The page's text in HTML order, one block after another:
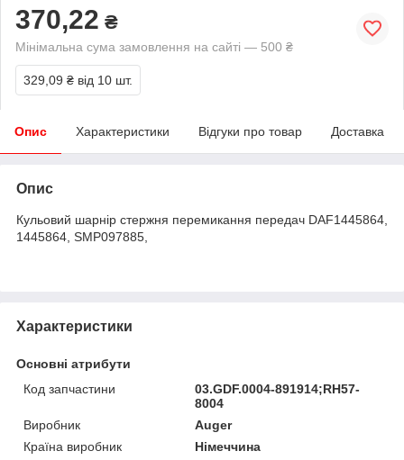
370,22 ₴
Мінімальна сума замовлення на сайті — 500 ₴
329,09 ₴ від 10 шт.
Опис Характеристики Відгуки про товар Доставка
Опис
Кульовий шарнір стержня перемикання передач DAF1445864,
1445864, SMP097885,
Характеристики
Основні атрибути
Код запчастини
03.GDF.0004-891914;RH57-
8004
Виробник
Auger
Країна виробник
Німеччина